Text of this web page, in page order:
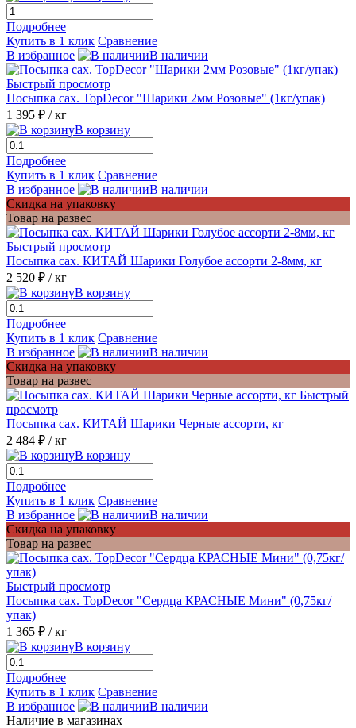
Подробнее
Купить в 1 клик Сравнение
В избранное
В наличии
Быстрый просмотр
Посыпка сах. TopDecor "Шарики 2мм Розовые" (1кг/упак)
1 395 ₽ / кг
В корзину
Подробнее
Купить в 1 клик Сравнение
В избранное
В наличии
Скидка на упаковку
Товар на развес
Быстрый просмотр
Посыпка сах. КИТАЙ Шарики Голубое ассорти 2-8мм, кг
2 520 ₽ / кг
В корзину
Подробнее
Купить в 1 клик Сравнение
В избранное
В наличии
Скидка на упаковку
Товар на развес
Быстрый
просмотр
Посыпка сах. КИТАЙ Шарики Черные ассорти, кг
2 484 ₽ / кг
В корзину
Подробнее
Купить в 1 клик Сравнение
В избранное
В наличии
Скидка на упаковку
Товар на развес
Быстрый просмотр
Посыпка сах. TopDecor "Сердца КРАСНЫЕ Мини" (0,75кг/
упак)
1 365 ₽ / кг
В корзину
Подробнее
Купить в 1 клик Сравнение
В избранное
В наличии
Наличие в магазинах